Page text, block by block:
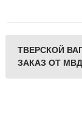
ТВЕРСКОЙ
ЗАКАЗ ОТ